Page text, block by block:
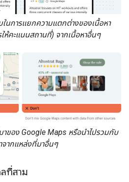
นการแยกความแตกต่างของเนื้อหา
ห้คะแนนสถานที่) จากเนื้อหาอื่นๆ
ของ Google Maps หรือนำไปรวมกับ
จากแหล่งที่มาอื่นๆ
ที่สาม